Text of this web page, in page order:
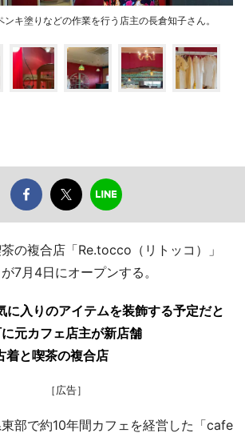
キ塗りなどの作業を行う店主の長倉知子さん。
の複合店「Re.tocco（リトッコ）」
7月4日にオープンする。
に入りのアイテムを装飾する予定だと
カフェ店主が新店舗
と喫茶の複合店
［広告］
部で約10年間カフェを経営した「cafe